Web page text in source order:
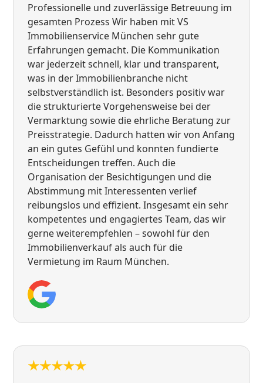
Professionelle und zuverlässige Betreuung im
gesamten Prozess Wir haben mit VS
Immobilienservice München sehr gute
Erfahrungen gemacht. Die Kommunikation
war jederzeit schnell, klar und transparent,
was in der Immobilienbranche nicht
selbstverständlich ist. Besonders positiv war
die strukturierte Vorgehensweise bei der
Vermarktung sowie die ehrliche Beratung zur
Preisstrategie. Dadurch hatten wir von Anfang
an ein gutes Gefühl und konnten fundierte
Entscheidungen treffen. Auch die
Organisation der Besichtigungen und die
Abstimmung mit Interessenten verlief
reibungslos und effizient. Insgesamt ein sehr
kompetentes und engagiertes Team, das wir
gerne weiterempfehlen – sowohl für den
Immobilienverkauf als auch für die
Vermietung im Raum München.